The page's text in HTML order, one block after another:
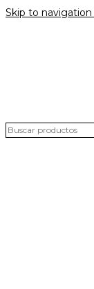
Skip to navigation